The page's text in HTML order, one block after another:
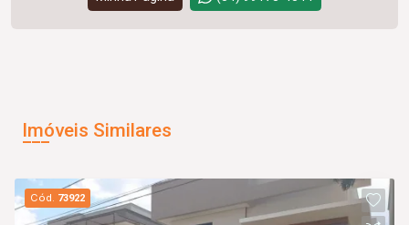
Imóveis Similares
Cód. 73922